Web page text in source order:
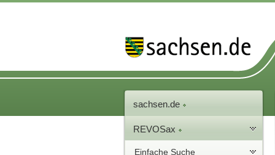
sachsen.de
REVOSax
Einfache Suche